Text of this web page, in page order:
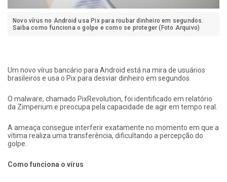
Novo vírus no Android usa Pix para roubar dinheiro em segundos.
Saiba como funciona o golpe e como se proteger (Foto Arquivo)
Um novo vírus bancário para Android está na mira de usuários
brasileiros e usa o Pix para desviar dinheiro em segundos.
O malware, chamado PixRevolution, foi identificado em relatório
da Zimperium e preocupa pela capacidade de agir em tempo real.
A ameaça consegue interferir exatamente no momento em que a
vítima realiza uma transferência, dificultando a percepção do
golpe.
Como funciona o vírus